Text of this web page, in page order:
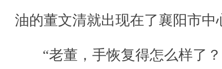
油的董文清就出现在了襄阳市中
“老董，手恢复得怎么样了？